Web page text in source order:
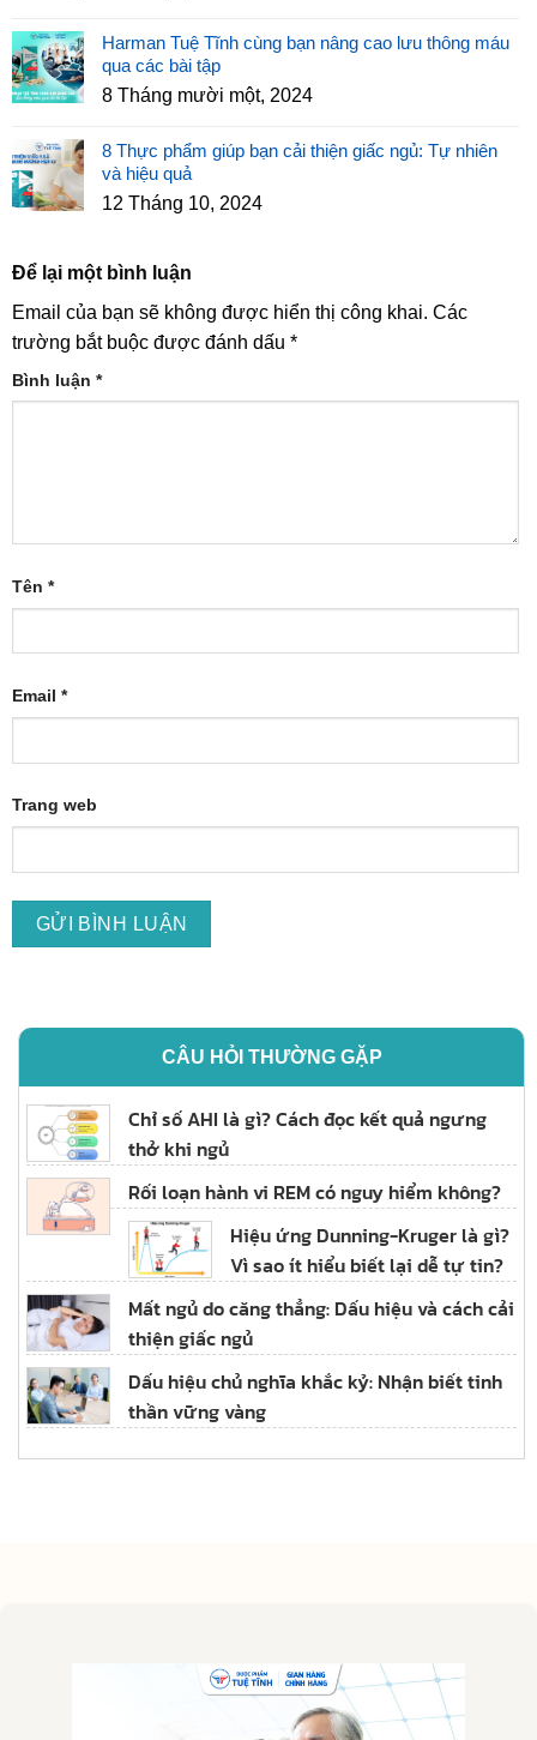
Harman Tuệ Tĩnh cùng bạn nâng cao lưu thông máu
qua các bài tập
8 Tháng mười một, 2024
8 Thực phẩm giúp bạn cải thiện giấc ngủ: Tự nhiên
và hiệu quả
12 Tháng 10, 2024
Để lại một bình luận
Email của bạn sẽ không được hiển thị công khai. Các
trường bắt buộc được đánh dấu *
Bình luận *
Tên *
Email *
Trang web
CÂU HỎI THƯỜNG GẶP
Chỉ số AHI là gì? Cách đọc kết quả ngưng
thở khi ngủ
Rối loạn hành vi REM có nguy hiểm không?
Hiệu ứng Dunning-Kruger là gì?
Vì sao ít hiểu biết lại dễ tự tin?
Mất ngủ do căng thẳng: Dấu hiệu và cách cải
thiện giấc ngủ
Dấu hiệu chủ nghĩa khắc kỷ: Nhận biết tinh
thần vững vàng